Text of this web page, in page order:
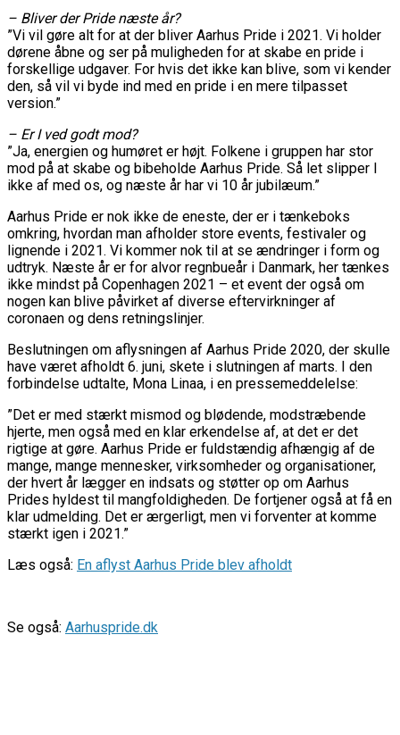
– Bliver der Pride næste år?
”Vi vil gøre alt for at der bliver Aarhus Pride i 2021. Vi holder
dørene åbne og ser på muligheden for at skabe en pride i
forskellige udgaver. For hvis det ikke kan blive, som vi kender
den, så vil vi byde ind med en pride i en mere tilpasset
version.”
– Er I ved godt mod?
”Ja, energien og humøret er højt. Folkene i gruppen har stor
mod på at skabe og bibeholde Aarhus Pride. Så let slipper I
ikke af med os, og næste år har vi 10 år jubilæum.”
Aarhus Pride er nok ikke de eneste, der er i tænkeboks
omkring, hvordan man afholder store events, festivaler og
lignende i 2021. Vi kommer nok til at se ændringer i form og
udtryk. Næste år er for alvor regnbueår i Danmark, her tænkes
ikke mindst på Copenhagen 2021 – et event der også om
nogen kan blive påvirket af diverse eftervirkninger af
coronaen og dens retningslinjer.
Beslutningen om aflysningen af Aarhus Pride 2020, der skulle
have været afholdt 6. juni, skete i slutningen af marts. I den
forbindelse udtalte, Mona Linaa, i en pressemeddelelse:
”Det er med stærkt mismod og blødende, modstræbende
hjerte, men også med en klar erkendelse af, at det er det
rigtige at gøre. Aarhus Pride er fuldstændig afhængig af de
mange, mange mennesker, virksomheder og organisationer,
der hvert år lægger en indsats og støtter op om Aarhus
Prides hyldest til mangfoldigheden. De fortjener også at få en
klar udmelding. Det er ærgerligt, men vi forventer at komme
stærkt igen i 2021.”
Læs også: En aflyst Aarhus Pride blev afholdt
Se også: Aarhuspride.dk